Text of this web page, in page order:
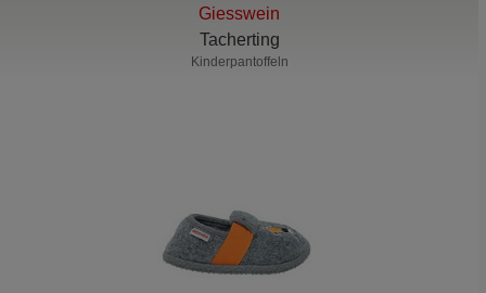
Giesswein
Tacherting
Kinderpantoffeln